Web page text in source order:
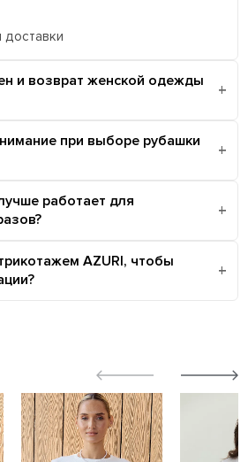
и возврат женской одежды
при выборе рубашки
работает для
AZURI, чтобы